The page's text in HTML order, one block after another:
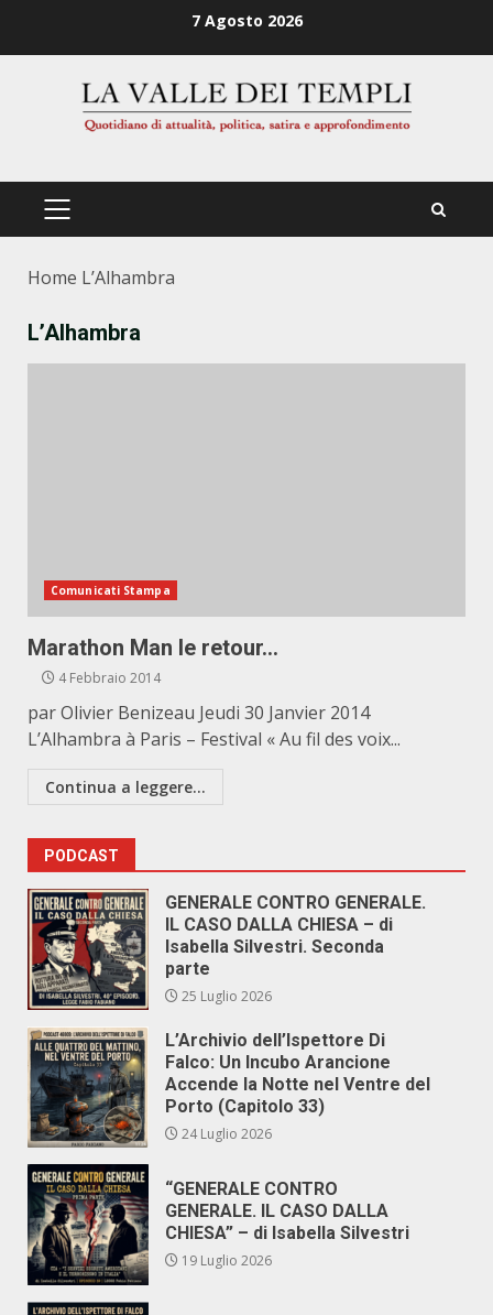
7 Agosto 2026
PRIMÄRES
Home L’Alhambra
L’Alhambra
Comunicati Stampa
Marathon Man le retour…
4 Febbraio 2014
par Olivier Benizeau Jeudi 30 Janvier 2014
L’Alhambra à Paris – Festival « Au fil des voix...
Continua a leggere...
PODCAST
GENERALE CONTRO GENERALE.
IL CASO DALLA CHIESA – di
Isabella Silvestri. Seconda
parte
25 Luglio 2026
L’Archivio dell’Ispettore Di
Falco: Un Incubo Arancione
Accende la Notte nel Ventre del
Porto (Capitolo 33)
24 Luglio 2026
“GENERALE CONTRO
GENERALE. IL CASO DALLA
CHIESA” – di Isabella Silvestri
19 Luglio 2026